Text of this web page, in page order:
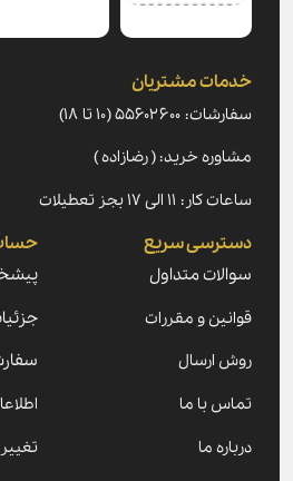
خدمات مشتریان
سفارشات: ۵۵۶۰۲۶۰۰ (۱۰ تا ۱۸)
مشاوره خرید: ( رضازاده )
ساعات کار: ۱۱ الی ۱۷ بجز تعطیلات
دسترسی سریع
سوالات متداول
قوانین و مقررات
روش ارسال
تماس با ما
درباره ما